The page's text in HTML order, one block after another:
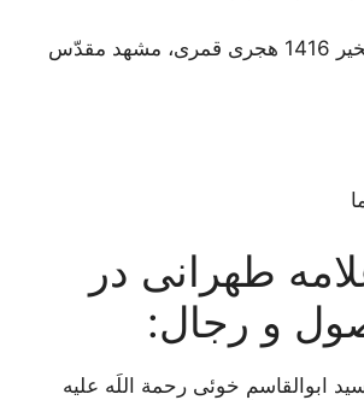
9 صفرالخیر 1416 هجری قمری، مشهد مقدّس
طهرانی در
و رجال:
سید ابوالقاسم خوئی رحمة اللَه علیه